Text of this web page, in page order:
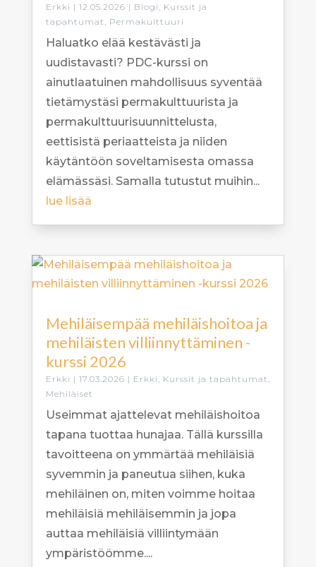
Erkki | 12.05.2026 | Blogi , Kurssit ja
tapahtumat , Permakulttuuri
Haluatko elää kestävästi ja
uudistavasti? PDC-kurssi on
ainutlaatuinen mahdollisuus syventää
tietämystäsi permakulttuurista ja
permakulttuurisuunnittelusta,
eettisistä periaatteista ja niiden
käytäntöön soveltamisesta omassa
elämässäsi. Samalla tutustut muihin...
lue lisää
Mehiläisempää mehiläishoitoa ja
mehiläisten villiinnyttäminen -
kurssi 2026
Erkki | 17.03.2026 | Erkki Kurssit ja tapahtumat
Mehiläiset
Useimmat ajattelevat mehiläishoitoa
tapana tuottaa hunajaa. Tällä kurssilla
tavoitteena on ymmärtää mehiläisiä
syvemmin ja paneutua siihen, kuka
mehiläinen on, miten voimme hoitaa
mehiläisiä mehiläisemmin ja jopa
auttaa mehiläisiä villiintymään
ympäristöömme....